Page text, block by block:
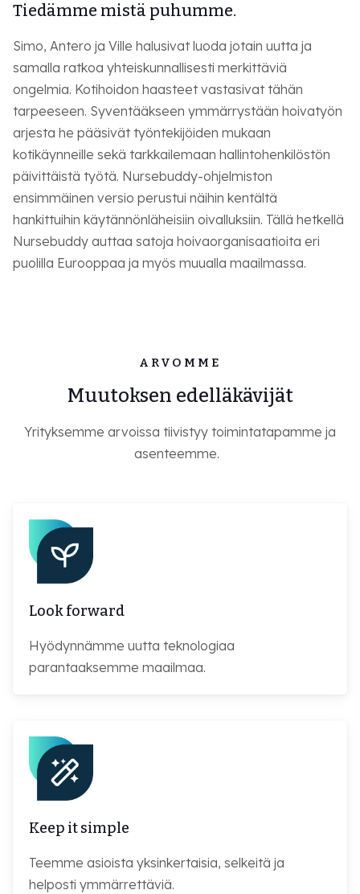
Tiedämme mistä puhumme.
Simo, Antero ja Ville halusivat luoda jotain uutta ja
samalla ratkoa yhteiskunnallisesti merkittäviä
ongelmia. Kotihoidon haasteet vastasivat tähän
tarpeeseen. Syventääkseen ymmärrystään hoivatyön
arjesta he pääsivät työntekijöiden mukaan
kotikäynneille sekä tarkkailemaan hallintohenkilöstön
päivittäistä työtä. Nursebuddy-ohjelmiston
ensimmäinen versio perustui näihin kentältä
hankittuihin käytännönläheisiin oivalluksiin. Tällä hetkellä
Nursebuddy auttaa satoja hoivaorganisaatioita eri
puolilla Eurooppaa ja myös muualla maailmassa.
ARVOMME
Muutoksen edelläkävijät
Yrityksemme arvoissa tiivistyy toimintatapamme ja
asenteemme.
Look forward
Hyödynnämme uutta teknologiaa
parantaaksemme maailmaa.
Keep it simple
Teemme asioista yksinkertaisia, selkeitä ja
helposti ymmärrettäviä.